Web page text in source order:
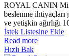
ROYAL CANIN
beslenme
ve yetişkin ağırlığı
İstek Listesine Ekle
Read more
Hızlı Bak